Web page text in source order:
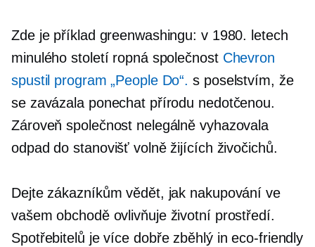
Zde je příklad greenwashingu: v 1980. letech
minulého století ropná společnost Chevron
spustil program „People Do“. s poselstvím, že
se zavázala ponechat přírodu nedotčenou.
Zároveň společnost nelegálně vyhazovala
odpad do stanovišť volně žijících živočichů.
Dejte zákazníkům vědět, jak nakupování ve
vašem obchodě ovlivňuje životní prostředí.
Spotřebitelů je více dobře zběhlýineco-friendly